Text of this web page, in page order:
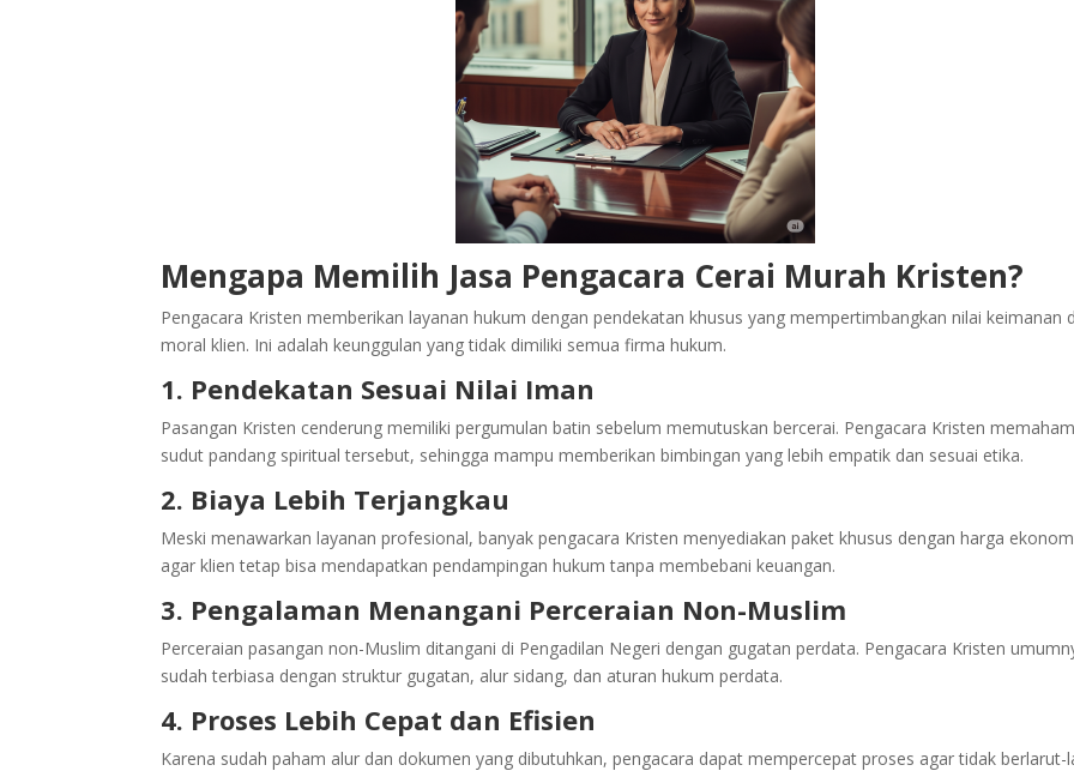
Mengapa Memilih Jasa Pengacara Cerai Murah Kristen?
Pengacara Kristen memberikan layanan hukum dengan pendekatan khusus yang mempertimbangkan nilai keimanan
moral klien. Ini adalah keunggulan yang tidak dimiliki semua firma hukum.
1. Pendekatan Sesuai Nilai Iman
Pasangan Kristen cenderung memiliki pergumulan batin sebelum memutuskan bercerai. Pengacara Kristen
sudut pandang spiritual tersebut, sehingga mampu memberikan bimbingan yang lebih empatik dan sesuai etika.
2. Biaya Lebih Terjangkau
Meski menawarkan layanan profesional, banyak pengacara Kristen menyediakan paket khusus dengan harga
agar klien tetap bisa mendapatkan pendampingan hukum tanpa membebani keuangan.
3. Pengalaman Menangani Perceraian Non-Muslim
Perceraian pasangan non-Muslim ditangani di Pengadilan Negeri dengan gugatan perdata. Pengacara Kristen
sudah terbiasa dengan struktur gugatan, alur sidang, dan aturan hukum perdata.
4. Proses Lebih Cepat dan Efisien
Karena sudah paham alur dan dokumen yang dibutuhkan, pengacara dapat mempercepat proses agar tidak berlarut-